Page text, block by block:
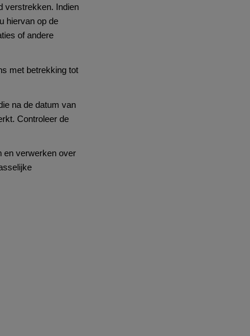
verstrekken. Indien
hiervan op de
of andere
met betrekking tot
na de datum van
Controleer de
en verwerken over